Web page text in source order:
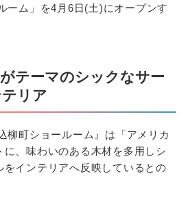
ーム」を4月6日(土)にオープンす
テーマのシックなサー
リア
柳町ショールーム』は「アメリカ
、味わいのある木材を多用しシ
をインテリアへ反映しているとの